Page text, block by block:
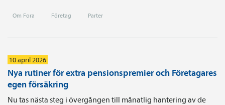
Om Fora Företag Parter
10 april 2026
Nya rutiner för extra pensionspremier och Företagares
egen försäkring
Nu tas nästa steg i övergången till månatlig hantering av de